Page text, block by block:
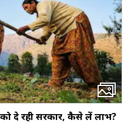
दे रही सरकार, कैसे लें लाभ?